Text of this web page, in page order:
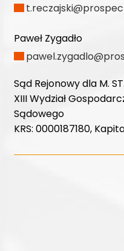
Paweł Zygadło
Sąd Rejonowy dla M.
XIII Wydział
Sądowego
KRS: 0000187180,